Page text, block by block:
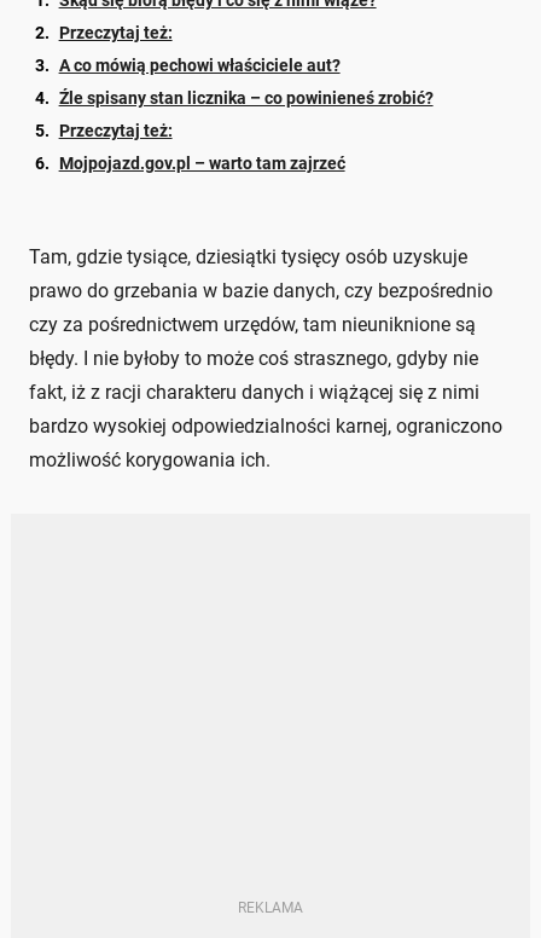
Przeczytaj też:
A co mówią pechowi właściciele aut?
Źle spisany stan licznika – co powinieneś zrobić?
Przeczytaj też:
Mojpojazd.gov.pl – warto tam zajrzeć
Tam, gdzie tysiące, dziesiątki tysięcy osób uzyskuje
prawo do grzebania w bazie danych, czy bezpośrednio
czy za pośrednictwem urzędów, tam nieuniknione są
błędy. I nie byłoby to może coś strasznego, gdyby nie
fakt, iż z racji charakteru danych i wiążącej się z nimi
bardzo wysokiej odpowiedzialności karnej, ograniczono
możliwość korygowania ich.